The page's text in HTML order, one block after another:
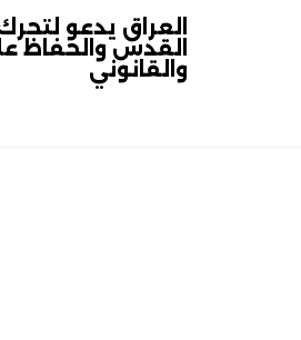
العراق يدعو
القدس والحفاظ
والقانوني